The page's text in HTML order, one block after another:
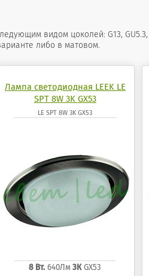
видом цоколей: G13, GU5.3,
либо в матовом.
Лампа светодиодная LEEK LE
SPT 8W 3K GX53
LE SPT 8W 3K GX53
8 Вт. 640Лм 3КGX53